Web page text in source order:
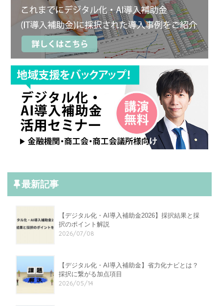
最新記事
【デジタル化・AI導入補助金2026】採択結果と採
択のポイント解説
2026/07/08
【デジタル化・AI導入補助金】省力化ナビとは？
採択に繋がる加点項目
2026/05/14